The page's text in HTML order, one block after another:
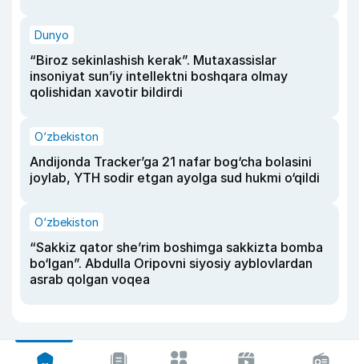
Dunyo
“Biroz sekinlashish kerak”. Mutaxassislar
insoniyat sun’iy intellektni boshqara olmay
qolishidan xavotir bildirdi
O‘zbekiston
Andijonda Tracker’ga 21 nafar bog‘cha bolasini
joylab, YTH sodir etgan ayolga sud hukmi o‘qildi
O‘zbekiston
“Sakkiz qator she’rim boshimga sakkizta bomba
bo‘lgan”. Abdulla Oripovni siyosiy ayblovlardan
asrab qolgan voqea